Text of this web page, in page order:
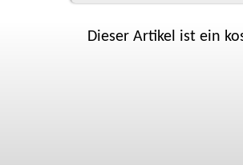
Dieser Artikel ist ein